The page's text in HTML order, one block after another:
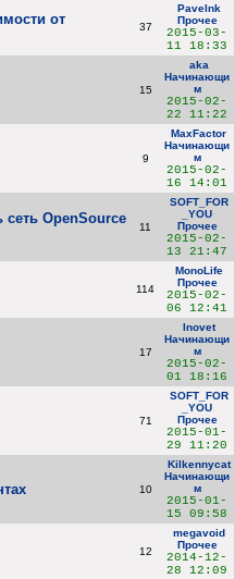
от
37
Pavelnk
Прочее
2015-03-
11 18:33
15
aka
Начинающи
м
2015-02-
22 11:22
9
MaxFactor
Начинающи
м
2015-02-
16 14:01
сеть OpenSource
11
SOFT_FOR
_YOU
Прочее
2015-02-
13 21:47
114
MonoLife
Прочее
2015-02-
06 12:41
17
Inovet
Начинающи
м
2015-02-
01 18:16
71
SOFT_FOR
_YOU
Прочее
2015-01-
29 11:20
10
Kilkennycat
Начинающи
м
2015-01-
15 09:58
12
megavoid
Прочее
2014-12-
28 12:09